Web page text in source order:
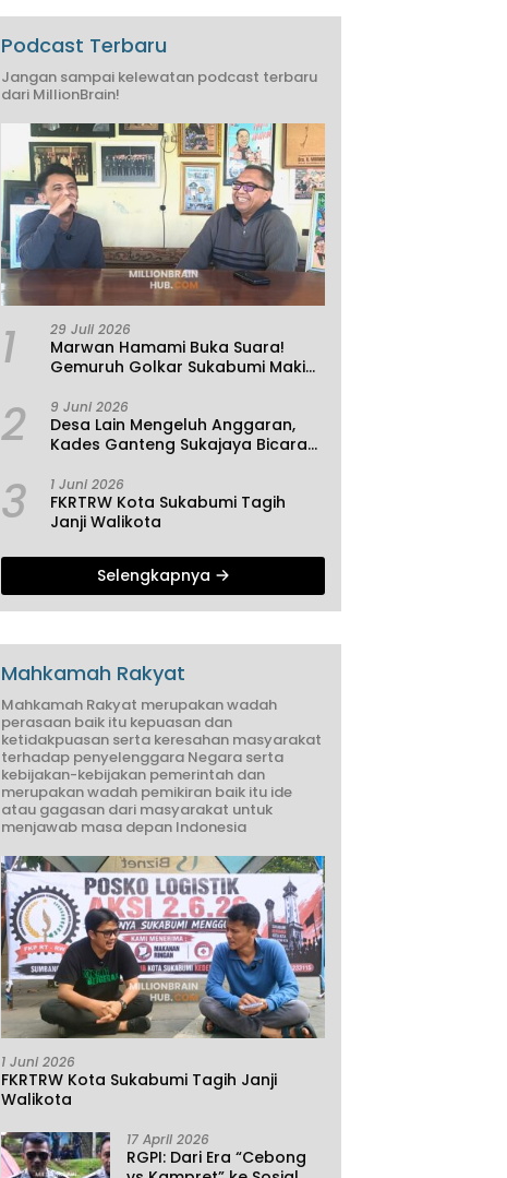
Podcast Terbaru
Jangan sampai kelewatan podcast terbaru
dari MillionBrain!
1 29 Juli 2026
Marwan Hamami Buka Suara!
Gemuruh Golkar Sukabumi Makin
Demokrasi yang Sedang Dikunci?
2 9 Juni 2026
Desa Lain Mengeluh Anggaran,
Kades Ganteng Sukajaya Bicara
3 1 Juni 2026
FKRTRW Kota Sukabumi Tagih
Janji Walikota
Selengkapnya
Mahkamah Rakyat
Mahkamah Rakyat merupakan wadah
perasaan baik itu kepuasan dan
ketidakpuasan serta keresahan masyarakat
terhadap penyelenggara Negara serta
kebijakan-kebijakan pemerintah dan
merupakan wadah pemikiran baik itu ide
atau gagasan dari masyarakat untuk
menjawab masa depan Indonesia
1 Juni 2026
FKRTRW Kota Sukabumi Tagih Janji
Walikota
17 April 2026
RGPI: Dari Era “Cebong